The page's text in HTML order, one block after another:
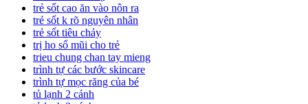
trẻ sốt cao ăn vào nôn ra
trẻ sốt k rõ nguyên nhân
trẻ sốt tiêu chảy
trị ho sổ mũi cho trẻ
trieu chung chan tay mieng
trình tự các bước skincare
trình tự mọc răng của bé
tủ lạnh 2 cánh